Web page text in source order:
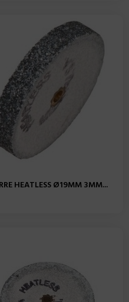
HEATLESS Ø19MM 3MM...